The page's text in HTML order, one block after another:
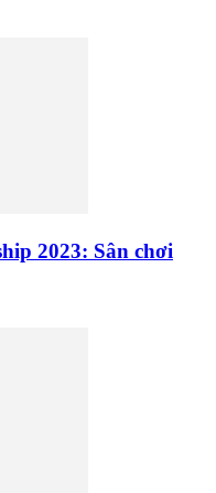
2023: Sân chơi